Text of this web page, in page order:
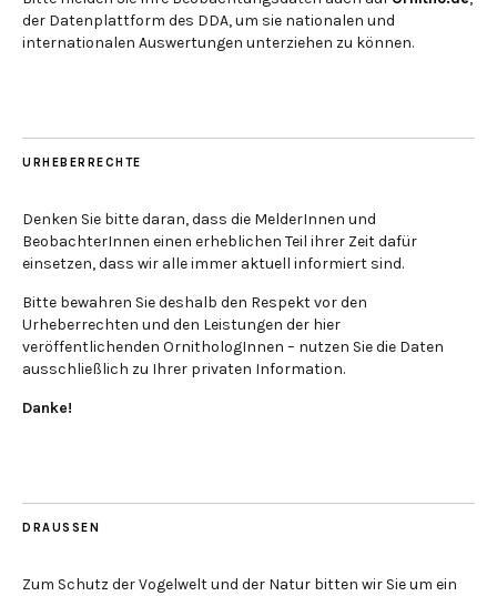
der Datenplattform des DDA, um sie nationalen und
internationalen Auswertungen unterziehen zu können.
URHEBERRECHTE
Denken Sie bitte daran, dass die MelderInnen und
BeobachterInnen einen erheblichen Teil ihrer Zeit dafür
einsetzen, dass wir alle immer aktuell informiert sind.
Bitte bewahren Sie deshalb den Respekt vor den
Urheberrechten und den Leistungen der hier
veröffentlichenden OrnithologInnen – nutzen Sie die Daten
ausschließlich zu Ihrer privaten Information.
Danke!
DRAUSSEN
Zum Schutz der Vogelwelt und der Natur bitten wir Sie um ein